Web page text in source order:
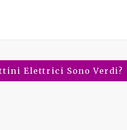
Elettrici Sono Verdi?